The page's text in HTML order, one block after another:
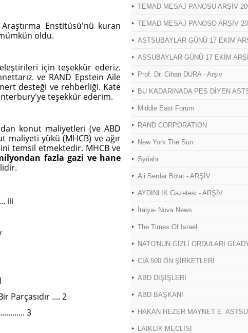
Enstitüsü'nü kuran
oldu.
için teşekkür ederiz.
ve RAND Epstein Aile
desteği ve rehberliği. Kate
teşekkür ederim.
konut maliyetleri (ve ABD
maliyeti yükü (MHCB) ve ağır
temsil etmektedir. MHCB ve
fazla gazi ve hane
iii
Parçasıdır .... 2
3
TEMAD MESAJ PANOSU ARŞİV
TEMAD MESAJ PANOSO ARŞİV
ASTSUBAYLAR GÜNÜ 17 EKİM
ASSUBAYLAR GÜNÜ 17 EKİM
Prof. Dr. Cihan DURA - Arşiv
BU KADARINADA PES DİYEN
Middle East Forum
RAND CORPORATION
New York The Sun
Syriahr
Ali Serdar Bolat - ARŞİV
AYDINLIK Gazetesi - ARŞİV
İtalya- Nova News
The Times Of Israel
NATO'NUN GİZLİ ORDULARI
CIA 500 ÖN ŞİRKETLERİ
ABD DIŞİŞLERİ
ABD BAŞKANI
HAKAN HEZER MAYNET E.
LAİKLİK MECLİSİ